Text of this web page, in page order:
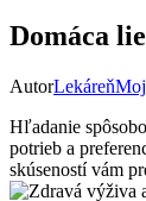
Domáca
Autor
Hľadanie
potrieb a
skúseností vám